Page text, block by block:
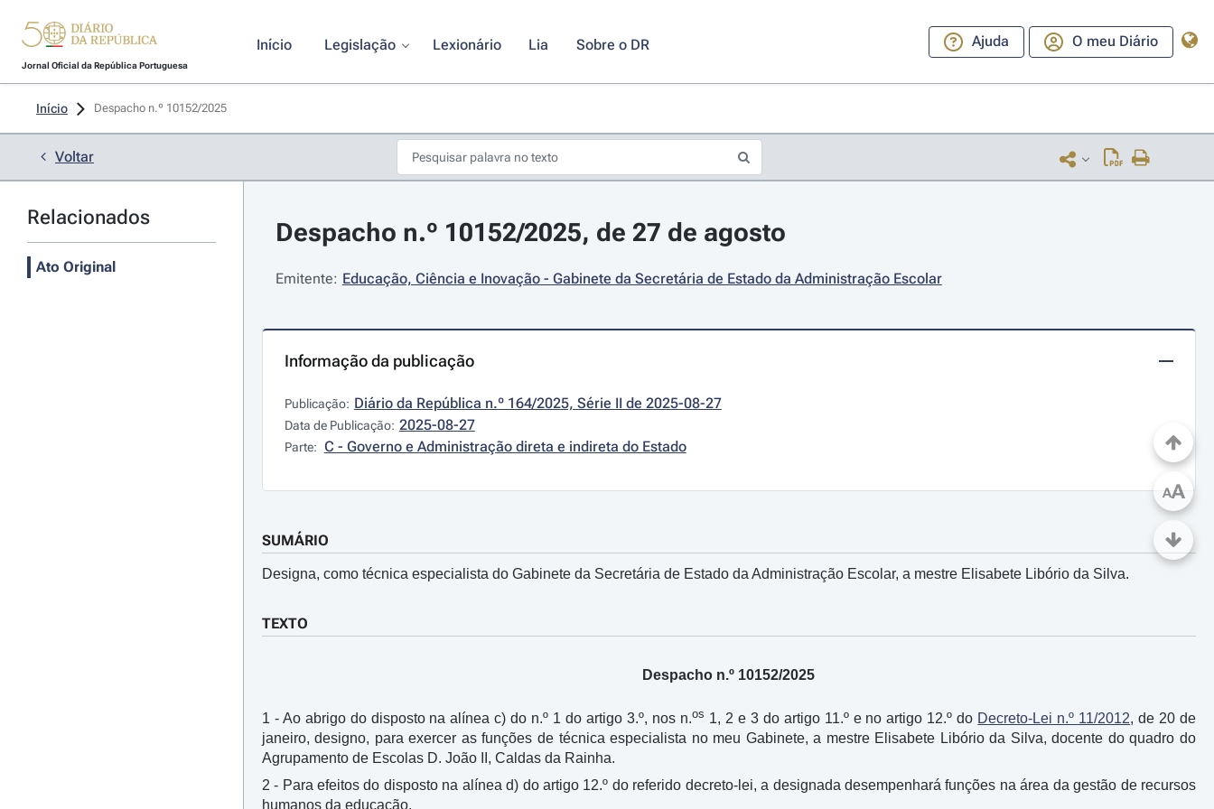
Jornal Oficial da República Portuguesa
Início Legislação Lexionário Lia Sobre o DR Ajuda O meu Diário
Início Despacho n.º 10152/2025
Voltar
Relacionados
Ato Original
Despacho n.º 10152/2025, de 27 de agosto
Emitente: Educação, Ciência e Inovação - Gabinete da Secretária de Estado da Administração Escolar
Informação da publicação
Publicação: Diário da República n.º 164/2025, Série II de 2025-08-27
Data de Publicação: 2025-08-27
Parte: C - Governo e Administração direta e indireta do Estado
SUMÁRIO
Designa, como técnica especialista do Gabinete da Secretária de Estado da Administração Escolar, a mestre Elisabete Libório da Silva.
TEXTO
Despacho n.º 10152/2025
1 - Ao abrigo do disposto na alínea c) do n.º 1 do artigo 3.º, nos n.os 1, 2 e 3 do artigo 11.º e no artigo 12.º do Decreto-Lei n.º 11/2012, de 20 de
janeiro, designo, para exercer as funções de técnica especialista no meu Gabinete, a mestre Elisabete Libório da Silva, docente do quadro do
Agrupamento de Escolas D. João II, Caldas da Rainha.
2 - Para efeitos do disposto na alínea d) do artigo 12.º do referido decreto-lei, a designada desempenhará funções na área da gestão de recursos
humanos da educação.
AA